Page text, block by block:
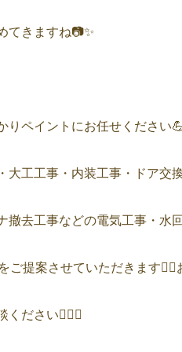
てきますね📷✨
りペイントにお任せください
大工工事・内装工事・ドア交
撤去工事などの電気工事・水
ご提案させていただきます
ださい👷🏻‍♂️